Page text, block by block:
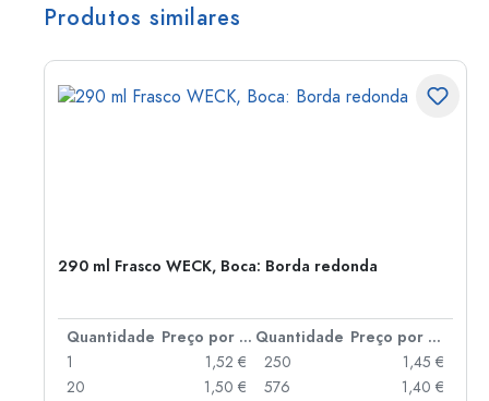
Produtos similares
290 ml Frasco WECK, Boca: Borda redonda
Quantidade Preço por peça Quantidade
Preço por peça
1
1,52 €
20
1,50 €
250
1,45 €
576
1,40 €